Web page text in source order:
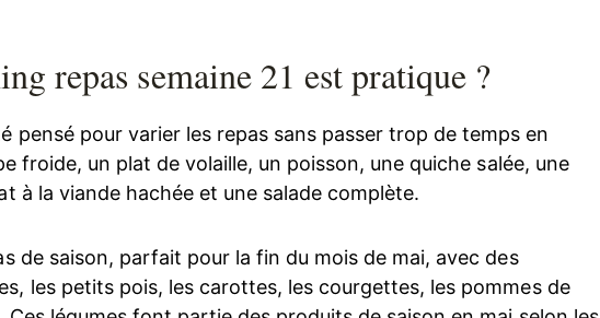
repas semaine 21 est pratique ?
pensé pour varier les repas sans passer trop de temps en
froide, un plat de volaille, un poisson, une quiche salée, une
à la viande hachée et une salade complète.
de saison, parfait pour la fin du mois de mai, avec des
les petits pois, les carottes, les courgettes, les pommes de